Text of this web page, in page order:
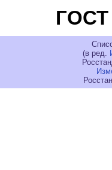
ГОСТ
(в ред.